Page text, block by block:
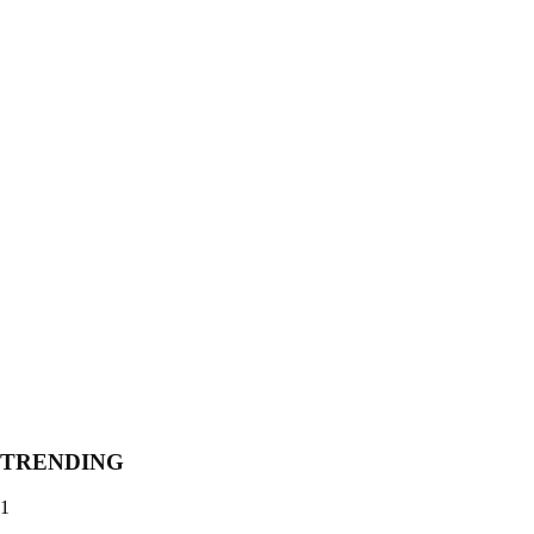
TRENDING
1